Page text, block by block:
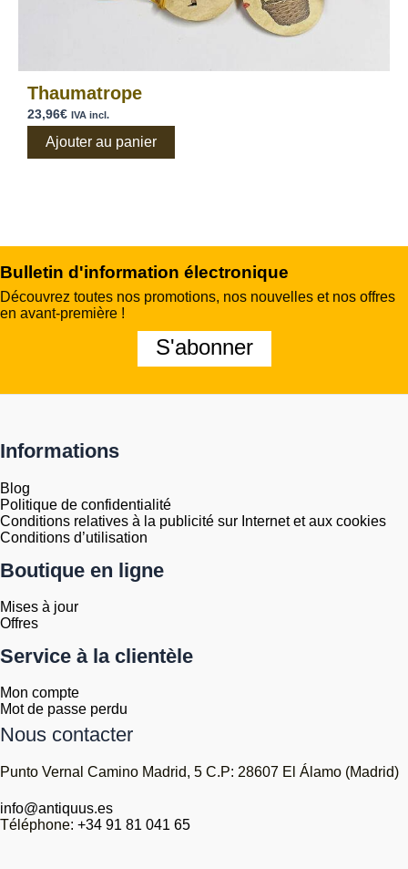
Thaumatrope
23,96€ IVA incl.
Ajouter au panier
Bulletin d'information électronique
Découvrez toutes nos promotions, nos nouvelles et nos offres
en avant-première !
S'abonner
Informations
Blog
Politique de confidentialité
Conditions relatives à la publicité sur Internet et aux cookies
Conditions d’utilisation
Boutique en ligne
Mises à jour
Offres
Service à la clientèle
Mon compte
Mot de passe perdu
Nous contacter
Punto Vernal Camino Madrid, 5 C.P: 28607 El Álamo (Madrid)
info@antiquus.es
Téléphone: +34 91 81 041 65